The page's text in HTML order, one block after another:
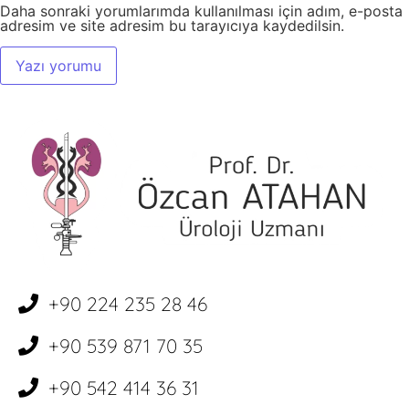
Daha sonraki yorumlarımda kullanılması için adım, e-posta
adresim ve site adresim bu tarayıcıya kaydedilsin.
+90 224 235 28 46
+90 539 871 70 35
+90 542 414 36 31